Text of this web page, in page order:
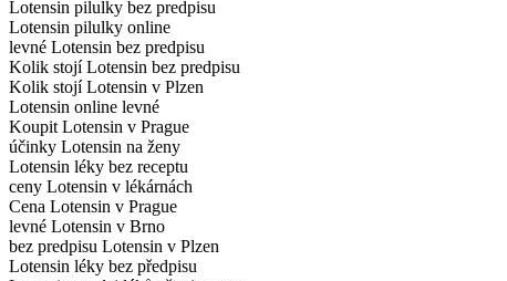
Lotensin pilulky bez predpisu
Lotensin pilulky online
levné Lotensin bez predpisu
Kolik stojí Lotensin bez predpisu
Kolik stojí Lotensin v Plzen
Lotensin online levné
Koupit Lotensin v Prague
účinky Lotensin na ženy
Lotensin léky bez receptu
ceny Lotensin v lékárnách
Cena Lotensin v Prague
levné Lotensin v Brno
bez predpisu Lotensin v Plzen
Lotensin léky bez předpisu